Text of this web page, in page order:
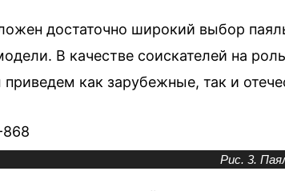
достаточно широкий выбор
В качестве соискателей на
как зарубежные, так и
Рис. 3.